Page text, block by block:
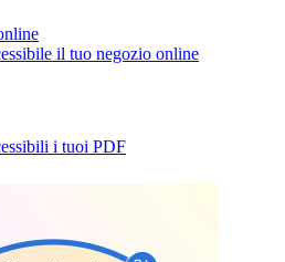
il tuo negozio online
i tuoi PDF